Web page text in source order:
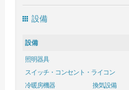
設備
設備
照明器具
スイッチ・コンセント・ライコン
冷暖房機器
換気設備